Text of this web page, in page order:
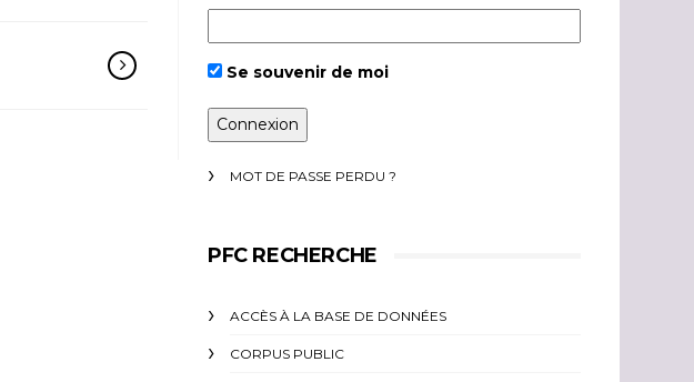
Se souvenir de moi
MOT DE PASSE PERDU ?
PFC RECHERCHE
ACCÈS À LA BASE DE DONNÉES
CORPUS PUBLIC